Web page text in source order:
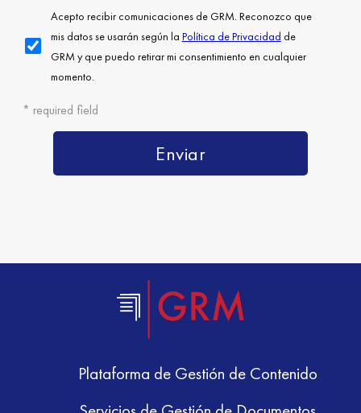
Plataforma de Gestión de Contenido